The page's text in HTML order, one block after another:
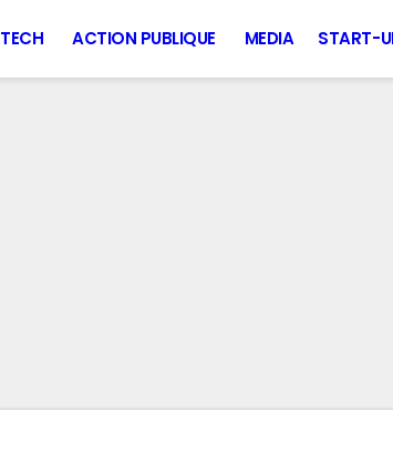
TECH ACTION PUBLIQUE MEDIA START-